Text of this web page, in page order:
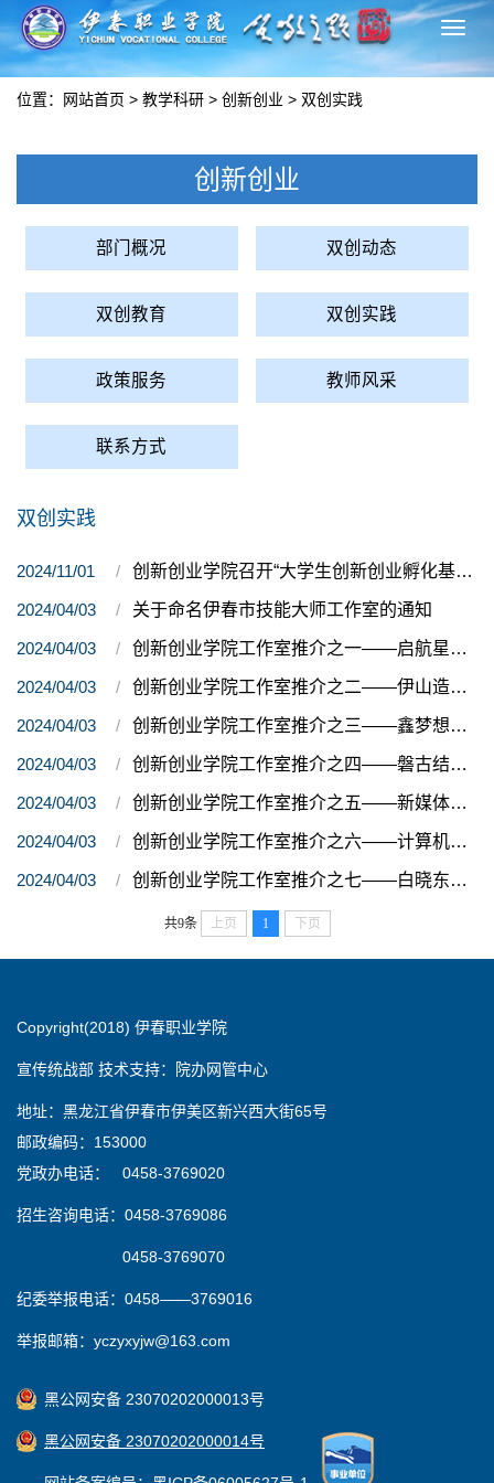
切
换
位置： 网站首页 > 教学科研 > 创新创业 > 双创实践
创新创业
部门概况 双创动态
双创教育 双创实践
政策服务 教师风采
联系方式
双创实践
2024/11/01 创新创业学院召开“大学生创新创业孵化基地”工作部署会
2024/04/03 关于命名伊春市技能大师工作室的通知
2024/04/03 创新创业学院工作室推介之一——启航星生涯咨询工作室
2024/04/03 创新创业学院工作室推介之二——伊山造物文创工作室
2024/04/03 创新创业学院工作室推介之三——鑫梦想创新创业指导工作室
2024/04/03 创新创业学院工作室推介之四——磐古结艺工坊
2024/04/03 创新创业学院工作室推介之五——新媒体工作室
2024/04/03 创新创业学院工作室推介之六——计算机维护工作室
2024/04/03 创新创业学院工作室推介之七——白晓东吉它工作室
共9条 上页 1 下页
Copyright(2018) 伊春职业学院
宣传统战部 技术支持：院办网管中心
地址：黑龙江省伊春市伊美区新兴西大街65号
邮政编码：153000
党政办电话： 0458-3769020
招生咨询电话：0458-3769086
0458-3769070
纪委举报电话：0458——3769016
举报邮箱：yczyxyjw@163.com
黑公网安备 23070202000013号
黑公网安备 23070202000014号